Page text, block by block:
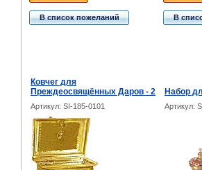
В список пожеланий В
Ковчег для
Преждеосвящённых Даров - 2
Набор
Артикул: SI-185-0101 Артикул: